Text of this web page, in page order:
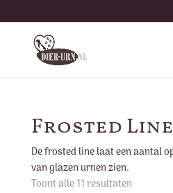
Frosted Line
De frosted line laat een aantal
van glazen urnen zien.
Toont alle 11 resultaten